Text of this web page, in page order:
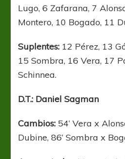
Lugo, 6 Zafarana, 7
Montero, 10 Bogado, 11
Suplentes: 12 Pérez, 13
15 Sombra, 16 Vera, 17
Schinnea.
D.T.: Daniel Sagman
Cambios: 54’ Vera x
Dubine, 86’ Sombra x